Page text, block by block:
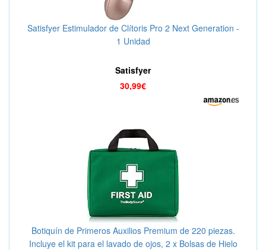
Satisfyer Estimulador de Clítoris Pro 2 Next Generation -
1 Unidad
Satisfyer
30,99€
Botiquín de Primeros Auxilios Premium de 220 piezas.
Incluye el kit para el lavado de ojos, 2 x Bolsas de Hielo